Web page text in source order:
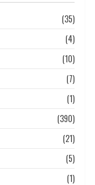
(35)
(4)
(10)
(7)
(1)
(390)
(21)
(5)
(1)